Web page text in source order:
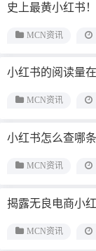
史上最黄小红书
MCN资讯
小红书的阅读量
MCN资讯
小红书怎么查哪
MCN资讯
揭露无良电商小
MCN资讯